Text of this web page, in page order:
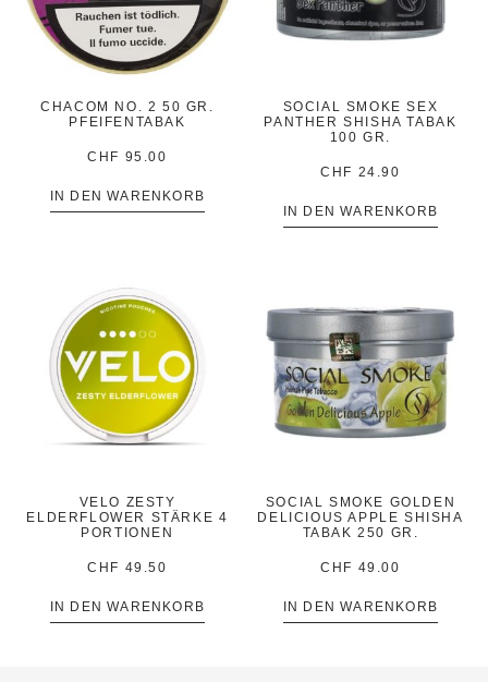
CHACOM NO. 2 50 GR.
PFEIFENTABAK
CHF 95.00
IN DEN WARENKORB
SOCIAL SMOKE SEX
PANTHER SHISHA TABAK
100 GR.
CHF 24.90
IN DEN WARENKORB
VELO ZESTY
ELDERFLOWER STÄRKE 4
PORTIONEN
CHF 49.50
IN DEN WARENKORB
SOCIAL SMOKE GOLDEN
DELICIOUS APPLE SHISHA
TABAK 250 GR.
CHF 49.00
IN DEN WARENKORB